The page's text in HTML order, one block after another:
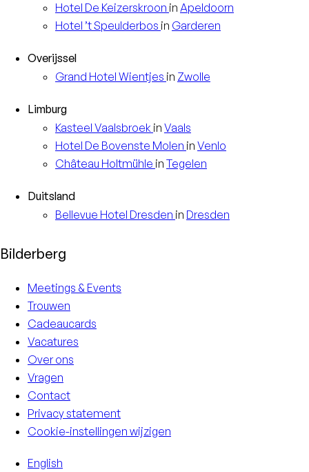
Hotel De Keizerskroon in Apeldoorn
Hotel ’t Speulderbos in Garderen
Overijssel
Grand Hotel Wientjes in Zwolle
Limburg
Kasteel Vaalsbroek in Vaals
Hotel De Bovenste Molen in Venlo
Château Holtmühle in Tegelen
Duitsland
Bellevue Hotel Dresden in Dresden
Bilderberg
Meetings & Events
Trouwen
Cadeaucards
Vacatures
Over ons
Vragen
Contact
Privacy statement
Cookie-instellingen wijzigen
English